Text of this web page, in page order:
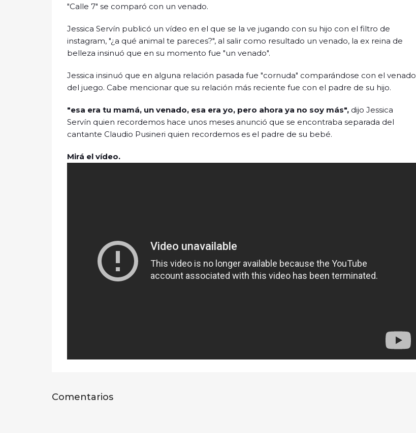
"Calle 7" se comparó con un venado.
Jessica Servín publicó un vídeo en el que se la ve jugando con su hijo con el filtro de
instagram, "¿a qué animal te pareces?", al salir como resultado un venado, la ex reina de
belleza insinuó que en su momento fue "un venado".
Jessica insinuó que en alguna relación pasada fue "cornuda" comparándose con el venado
del juego. Cabe mencionar que su relación más reciente fue con el padre de su hijo.
"esa era tu mamá, un venado, esa era yo, pero ahora ya no soy más", dijo Jessica
Servín quien recordemos hace unos meses anunció que se encontraba separada del
cantante Claudio Pusineri quien recordemos es el padre de su bebé.
Mirá el vídeo.
Comentarios